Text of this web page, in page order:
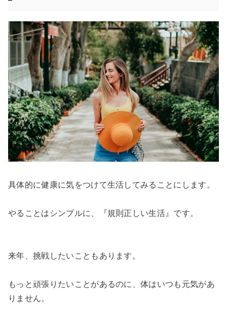
具体的に健康に気をつけて生活してみることにします。
やることはシンプルに、『規則正しい生活』です。
来年、挑戦したいこともあります。
もっと頑張りたいことがあるのに、体はいつも元気があ
りません。